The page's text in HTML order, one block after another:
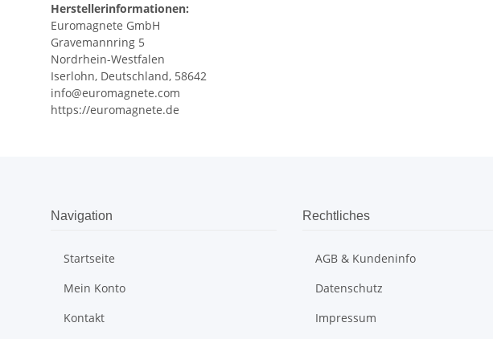
Herstellerinformationen:
Euromagnete GmbH
Gravemannring 5
Nordrhein-Westfalen
Iserlohn, Deutschland, 58642
info@euromagnete.com
https://euromagnete.de
Navigation
Startseite
Mein Konto
Kontakt
Rechtliches
AGB & Kundeninfo
Datenschutz
Impressum